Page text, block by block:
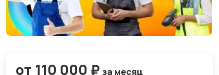
от 110 000 ₽ за месяц